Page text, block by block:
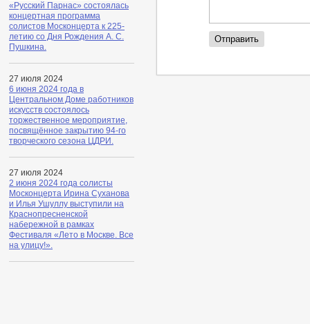
«Русский Парнас» состоялась
концертная программа
солистов Москонцерта к 225-
летию со Дня Рождения А. С.
Пушкина.
27 июля 2024
6 июня 2024 года в
Центральном Доме работников
искусств состоялось
торжественное мероприятие,
посвящённое закрытию 94-го
творческого сезона ЦДРИ.
27 июля 2024
2 июня 2024 года солисты
Москонцерта Ирина Суханова
и Илья Ушуллу выступили на
Краснопресненской
набережной в рамках
Фестиваля «Лето в Москве. Все
на улицу!».